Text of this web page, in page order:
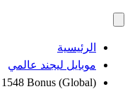
الرئيسية
موبايل ليجند عالمي
(Diamonds 7740+ 1548 Bonus (Global